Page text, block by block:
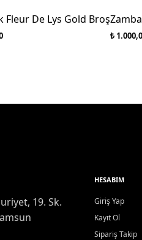
Fleur De Lys Gold Broş
₺
19. Sk.
HESABIM
Giriş Yap
Kayıt Ol
Sipariş Takip